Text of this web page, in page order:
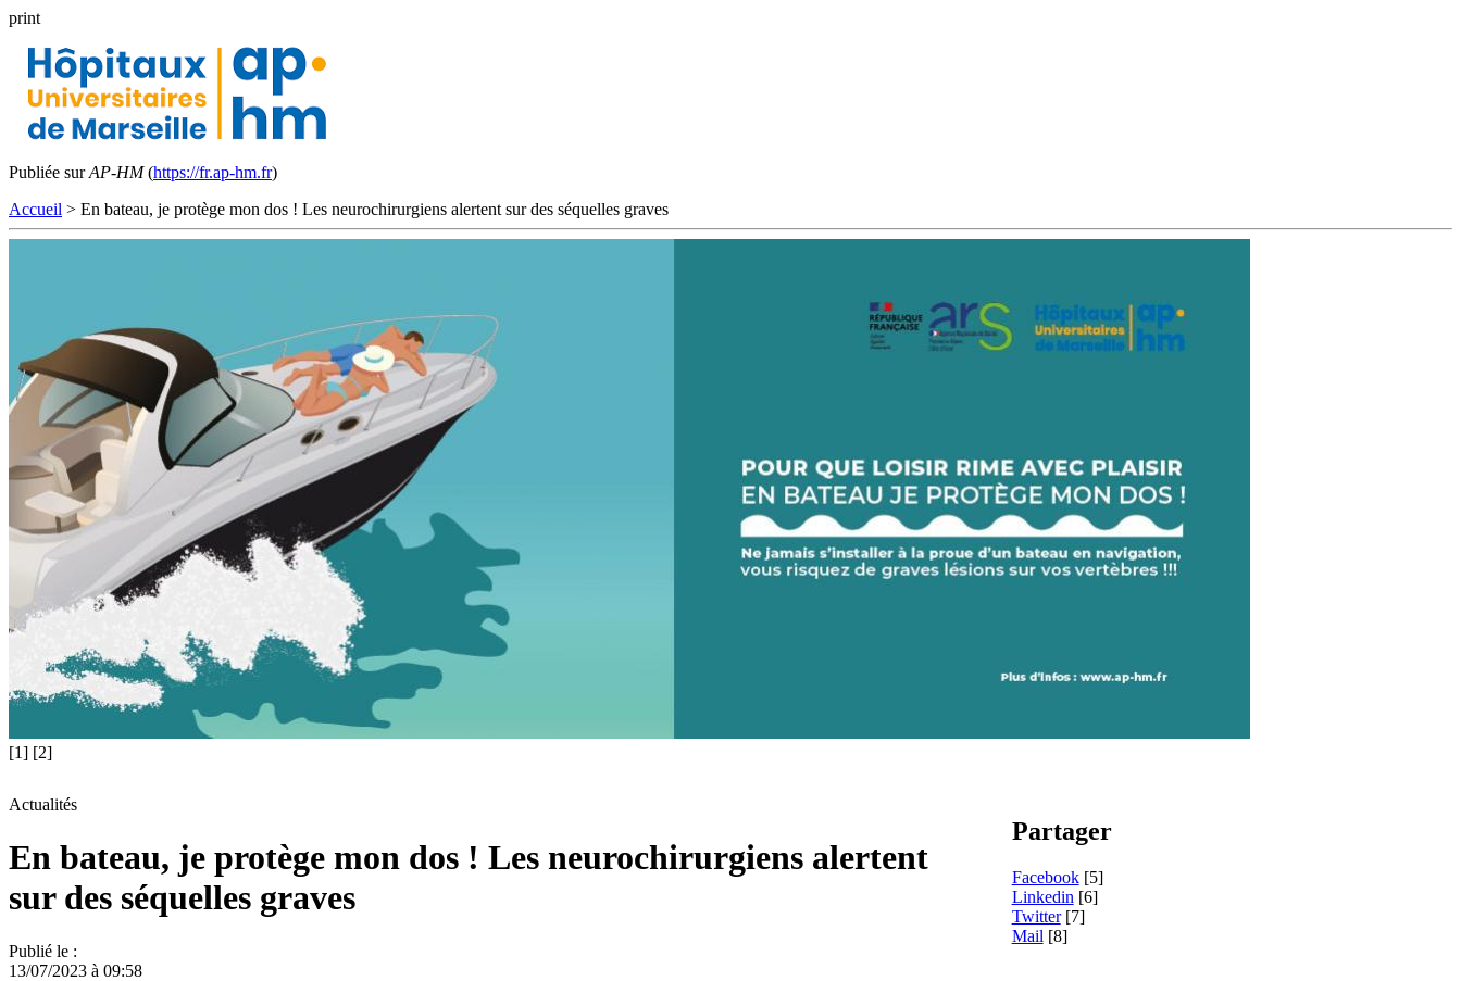
print
Publiée surAP-HM(https://fr.ap-hm.fr)
Accueil > En bateau, je protège mon dos ! Les neurochirurgiens alertent sur des séquelles graves
[1] [2]
Actualités
En bateau, je protège mon dos ! Les neurochirurgiens alertent
sur des séquelles graves
Publié le :
13/07/2023 à 09:58
Partager
Facebook [5]
Linkedin [6]
Twitter [7]
Mail [8]